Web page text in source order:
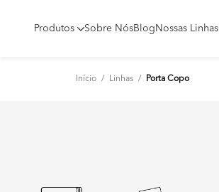
Produtos Sobre NósBlog Nossas Linhas
Início / Linhas / Porta Copo